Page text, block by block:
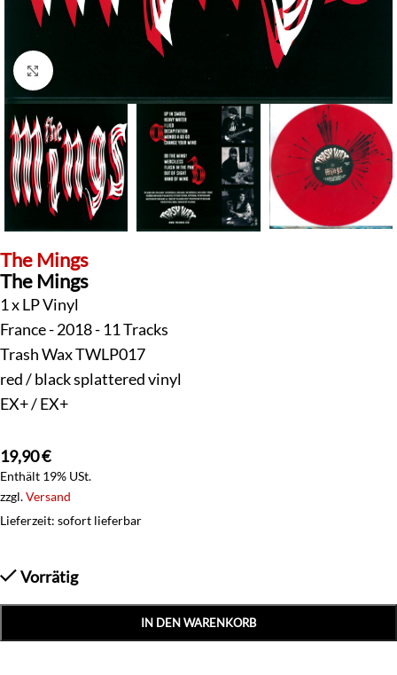
Klick zum Vergrößern
The Mings
The Mings
1 x LP Vinyl
France - 2018 - 11 Tracks
Trash Wax TWLP017
red / black splattered vinyl
EX+ / EX+
19,90€
Enthält 19% USt.
zzgl.Versand
Lieferzeit: sofort lieferbar
Vorrätig
IN DEN WARENKORB